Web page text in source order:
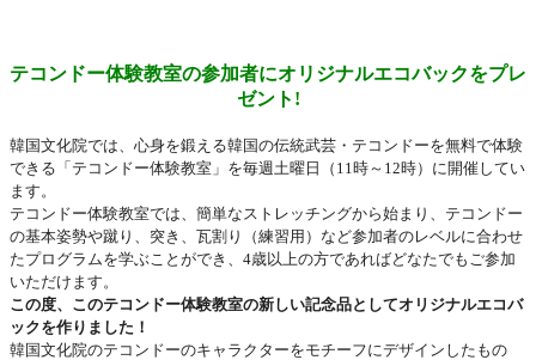
テコンドー体験教室の参加者にオリジナルエコバックをプレ
ゼント !
韓国文化院では、心身を鍛える韓国の伝統武芸・テコンドーを無料で体験
できる「テコンドー体験教室」を毎週土曜日（ 11 時～ 12時）に開催してい
ます。
テコンドー体験教室では、簡単なストレッチングから始まり、テコンドー
の基本姿勢や蹴り、突き、瓦割り（練習用）など参加者のレベルに合わせ
たプログラムを学ぶことができ、 4歳以上の方であればどなたでもご参加
いただけます。
この度、このテコンドー体験教室の新しい記念品としてオリジナルエコバ
ックを作りました！
韓国文化院のテコンドーのキャラクターをモチーフにデザインしたもの